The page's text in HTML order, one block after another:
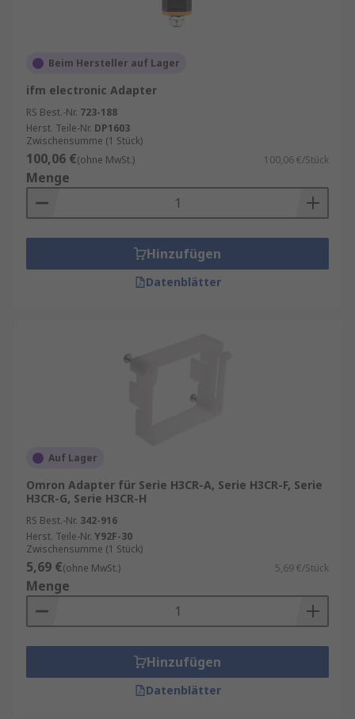
Beim Hersteller auf Lager
ifm electronic Adapter
RS Best.-Nr. 723-188
Herst. Teile-Nr. DP1603
Zwischensumme (1 Stück)
100,06 €(ohne MwSt.) 100,06 €/Stück
Menge
Hinzufügen
Datenblätter
Auf Lager
Omron Adapter für Serie H3CR-A, Serie H3CR-F, Serie
H3CR-G, Serie H3CR-H
RS Best.-Nr. 342-916
Herst. Teile-Nr. Y92F-30
Zwischensumme (1 Stück)
5,69 €(ohne MwSt.) 5,69 €/Stück
Menge
Hinzufügen
Datenblätter